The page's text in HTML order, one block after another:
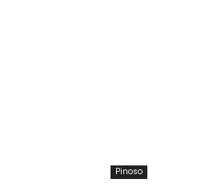
Pinoso